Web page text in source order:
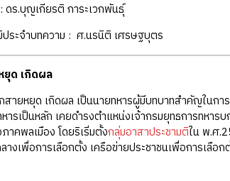
ดร.บุญเกียรติ การะเวกพันธุ์
ะจำบทความ : ศ.นรนิติ เศรษฐบุตร
ยุด เกิดผล
สายหยุด เกิดผล เป็นนายทหารผู้มีบทบาทสำคัญในกา
หารเป็นหลัก เคยดำรงตำแหน่งเจ้ากรมยุทธการทห
าคพลเมือง โดยริเริ่มตั้งกลุ่มอาสาประชามติใน พ.ศ
งเพื่อการเลือกตั้ง เครือข่ายประชาชนเพื่อการเลือ